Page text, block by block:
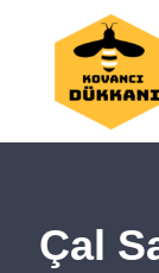
Çal